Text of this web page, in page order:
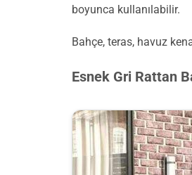
boyunca kullanılabilir.
Bahçe, teras, havuz
Esnek Gri Rattan